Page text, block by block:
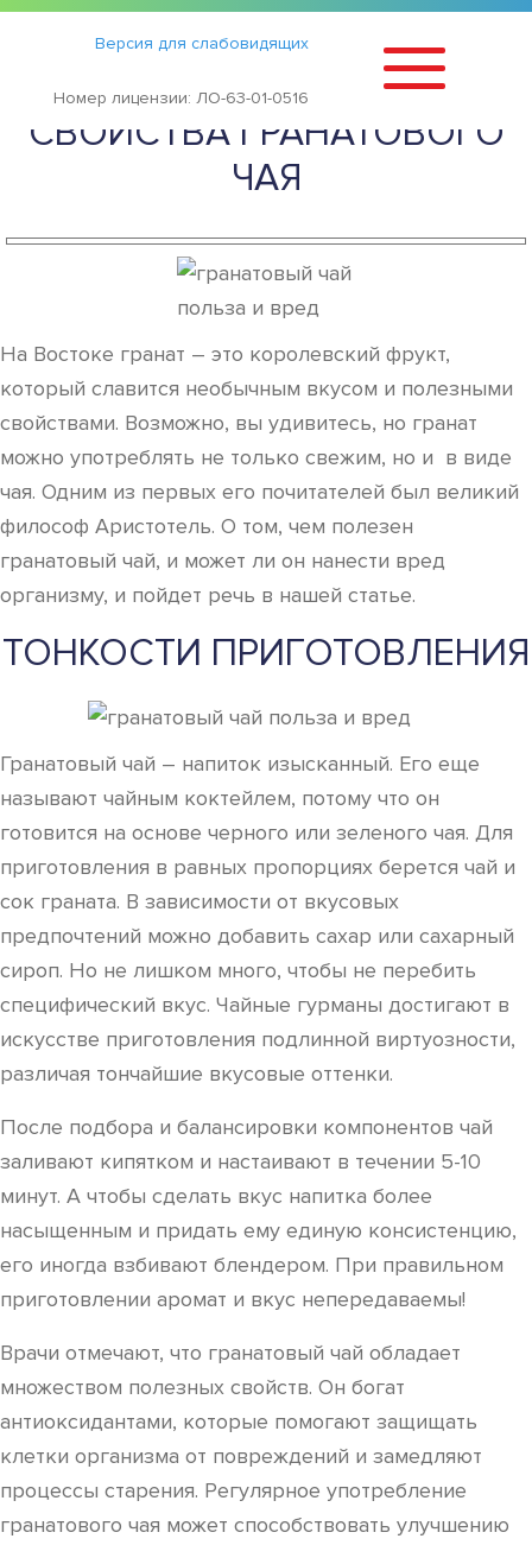
Версия для слабовидящих
Номер лицензии: ЛО-63-01-0516
Статьи ›
ПОЛЕЗНЫЕ И ВРЕДНЫЕ
СВОЙСТВА ГРАНАТОВОГО
ЧАЯ
На Востоке гранат – это королевский фрукт,
который славится необычным вкусом и полезными
свойствами. Возможно, вы удивитесь, но гранат
можно употреблять не только свежим, но и в виде
чая. Одним из первых его почитателей был великий
философ Аристотель. О том, чем полезен
гранатовый чай, и может ли он нанести вред
организму, и пойдет речь в нашей статье.
ТОНКОСТИ ПРИГОТОВЛЕНИЯ
Гранатовый чай – напиток изысканный. Его еще
называют чайным коктейлем, потому что он
готовится на основе черного или зеленого чая. Для
приготовления в равных пропорциях берется чай и
сок граната. В зависимости от вкусовых
предпочтений можно добавить сахар или сахарный
сироп. Но не лишком много, чтобы не перебить
специфический вкус. Чайные гурманы достигают в
искусстве приготовления подлинной виртуозности,
различая тончайшие вкусовые оттенки.
После подбора и балансировки компонентов чай
заливают кипятком и настаивают в течении 5-10
минут. А чтобы сделать вкус напитка более
насыщенным и придать ему единую консистенцию,
его иногда взбивают блендером. При правильном
приготовлении аромат и вкус непередаваемы!
Врачи отмечают, что гранатовый чай обладает
множеством полезных свойств. Он богат
антиоксидантами, которые помогают защищать
клетки организма от повреждений и замедляют
процессы старения. Регулярное употребление
гранатового чая может способствовать улучшению